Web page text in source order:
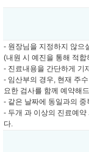
- 원장님을 지정하지 않으
(내원 시 예진을 통해 적
- 진료내용을 간단하게 기
- 임산부의 경우, 현재 주
요한 검사를 함께 예약해
- 같은 날짜에 동일과의 중
- 두개 과 이상의 진료예
다.